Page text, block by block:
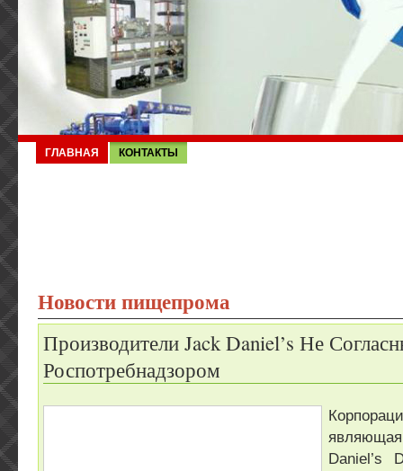
ГЛАВНАЯ КОНТАКТЫ
Новости пищепрома
Производители Jack Daniel’s Не
Роспотребнадзором
Daniel’s